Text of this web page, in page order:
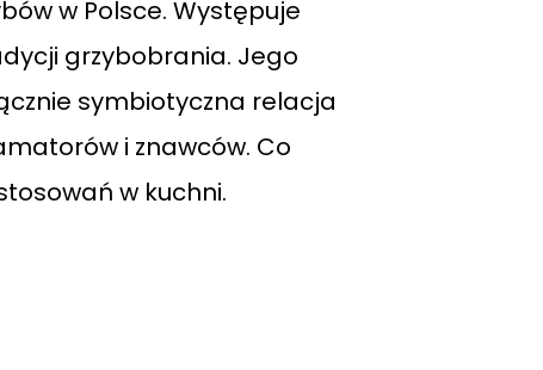
w Polsce. Występuje
grzybobrania. Jego
symbiotyczna relacja
i znawców. Co
w kuchni.